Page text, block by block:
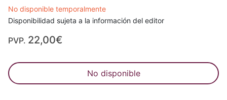
No disponible temporalmente
Disponibilidad sujeta a la información del editor
PVP. 22,00€
No disponible